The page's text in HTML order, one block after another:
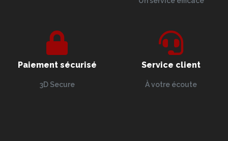
Paiement sécurisé
3D Secure
Service client
À votre écoute